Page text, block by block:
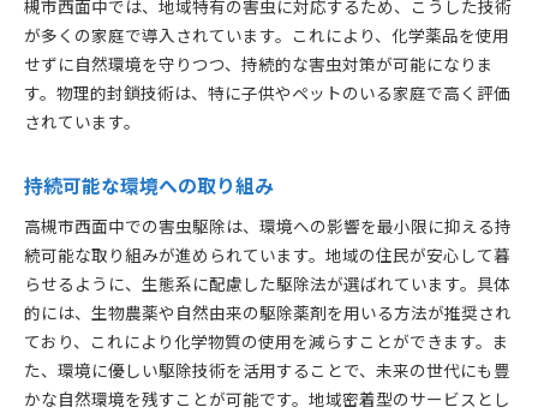
槻市西面中では、地域特有の害虫に対応するため、こうした技術
が多くの家庭で導入されています。これにより、化学薬品を使用
せずに自然環境を守りつつ、持続的な害虫対策が可能になりま
す。物理的封鎖技術は、特に子供やペットのいる家庭で高く評価
されています。
持続可能な環境への取り組み
高槻市西面中での害虫駆除は、環境への影響を最小限に抑える持
続可能な取り組みが進められています。地域の住民が安心して暮
らせるように、生態系に配慮した駆除法が選ばれています。具体
的には、生物農薬や自然由来の駆除薬剤を用いる方法が推奨され
ており、これにより化学物質の使用を減らすことができます。ま
た、環境に優しい駆除技術を活用することで、未来の世代にも豊
かな自然環境を残すことが可能です。地域密着型のサービスとし